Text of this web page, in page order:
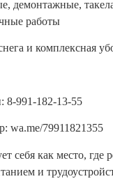
демонтажные,
работы
и комплексная
8-991-182-13-55
wa.me/79911821355
себя как место, где
и